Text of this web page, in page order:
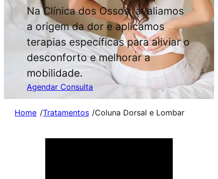
Na Clínica dos Ossos, avaliamos
a origem da dor e aplicamos
terapias específicas para aliviar o
desconforto e melhorar a
mobilidade.
Agendar Consulta
Home /Tratamentos /Coluna Dorsal e Lombar